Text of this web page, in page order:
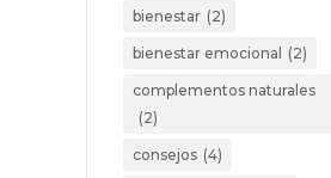
bienestar (2)
bienestar emocional (2)
complementos naturales
(2)
consejos (4)